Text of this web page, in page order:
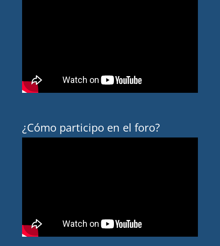
¿Cómo participo en el foro?